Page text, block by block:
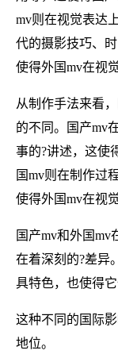
mv则在视觉表达
代的摄影技巧、
使得外国mv在视
从制作手法来看
的不同。国产mv
事的?讲述，这使
国mv则在制作过
使得外国mv在视
国产mv和外国
在着深刻的?差异
具特色，也使得
这种不同的国际
地位。